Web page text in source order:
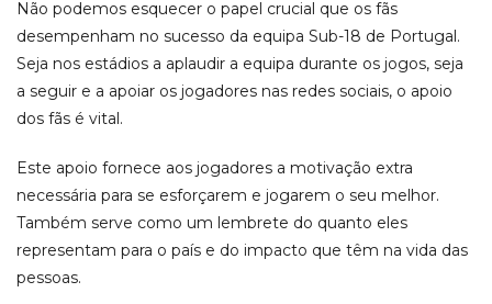
Não podemos esquecer o papel crucial que os fãs
desempenham no sucesso da equipa Sub-18 de Portugal.
Seja nos estádios a aplaudir a equipa durante os jogos, seja
a seguir e a apoiar os jogadores nas redes sociais, o apoio
dos fãs é vital.
Este apoio fornece aos jogadores a motivação extra
necessária para se esforçarem e jogarem o seu melhor.
Também serve como um lembrete do quanto eles
representam para o país e do impacto que têm na vida das
pessoas.